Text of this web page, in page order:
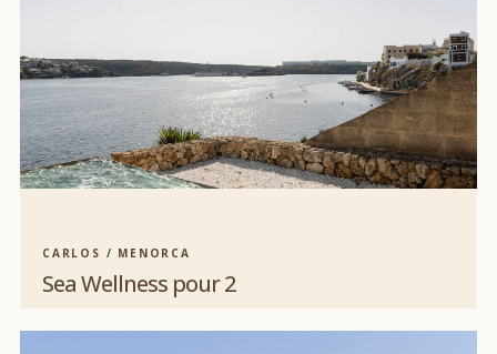
CARLOS / MENORCA
Sea Wellness pour 2